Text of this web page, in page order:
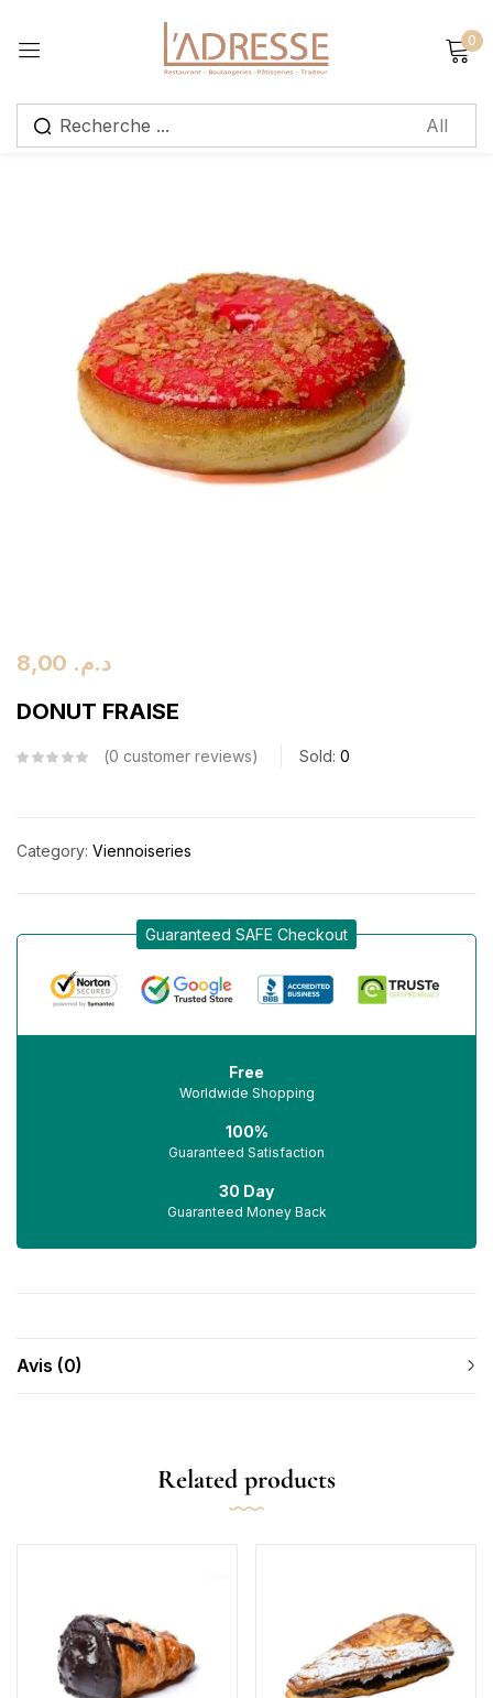
0
د.م.
DONUT FRAISE
0 customer reviews Sold: 0
Category: Viennoiseries
Guaranteed SAFE Checkout
Free
Worldwide Shopping
100%
Guaranteed Satisfaction
30 Day
Guaranteed Money Back
Avis (0)
Related products
Sign in
Create an account